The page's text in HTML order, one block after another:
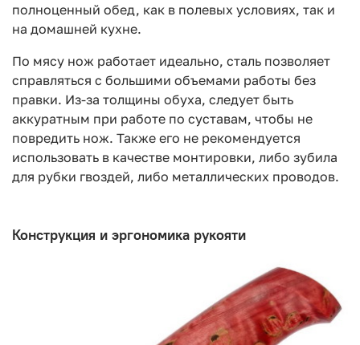
полноценный обед, как в полевых условиях, так и
на домашней кухне.
По мясу нож работает идеально, сталь позволяет
справляться с большими объемами работы без
правки. Из-за толщины обуха, следует быть
аккуратным при работе по суставам, чтобы не
повредить нож. Также его не рекомендуется
использовать в качестве монтировки, либо зубила
для рубки гвоздей, либо металлических проводов.
Конструкция и эргономика рукояти